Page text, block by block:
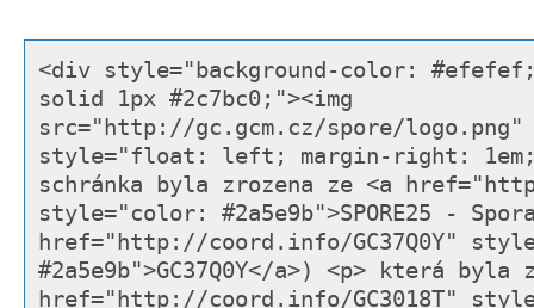
<div style="background-color:
solid 1px #2c7bc0;"><img
src="http://gc.gcm.cz/spore/logo.png"
style="float: left; margin-right:
schránka byla zrozena ze <a
style="color: #2a5e9b">SPORE25 -
href="http://coord.info/GC37Q0Y"
#2a5e9b">GC37Q0Y</a>) <p> která byla
href="http://coord.info/GC3018T"